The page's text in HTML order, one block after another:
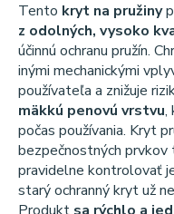
Tento kryt na pružiny
z odolných, vysoko
účinnú ochranu pružín.
inými mechanickými
používateľa a znižuje
mäkkú penovú vrstvu,
počas používania. Kryt
bezpečnostných prvkov
pravidelne kontrolovať
starý ochranný kryt už